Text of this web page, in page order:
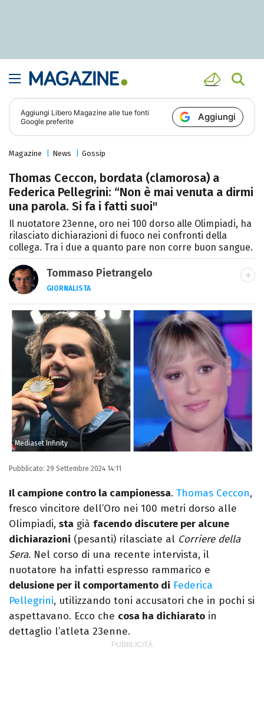
Aggiungi Libero Magazine alle tue fonti
Google preferite
Aggiungi
Magazine News Gossip
Thomas Ceccon, bordata (clamorosa) a
Federica Pellegrini: “Non è mai venuta a dirmi
una parola. Si fa i fatti suoi"
Il nuotatore 23enne, oro nei 100 dorso alle Olimpiadi, ha
rilasciato dichiarazioni di fuoco nei confronti della
collega. Tra i due a quanto pare non corre buon sangue.
Tommaso Pietrangelo
GIORNALISTA
Autore, giornalista, cantautore. Laureato in
Letterature Straniere, è appassionato di
cinema, poesia e Shakespeare. Scrive
canzoni e ama i gatti.
Mediaset Infinity
Pubblicato: 29 Settembre 2024 14:11
Il campione contro la campionessa. Thomas Ceccon,
fresco vincitore dell’Oro nei 100 metri dorso alle
Olimpiadi, sta già facendo discutere per alcune
dichiarazioni (pesanti) rilasciate al Corriere della
Sera. Nel corso di una recente intervista, il
nuotatore ha infatti espresso rammarico e
delusione per il comportamento di Federica
Pellegrini, utilizzando toni accusatori che in pochi si
aspettavano. Ecco che cosa ha dichiarato in
dettaglio l’atleta 23enne.